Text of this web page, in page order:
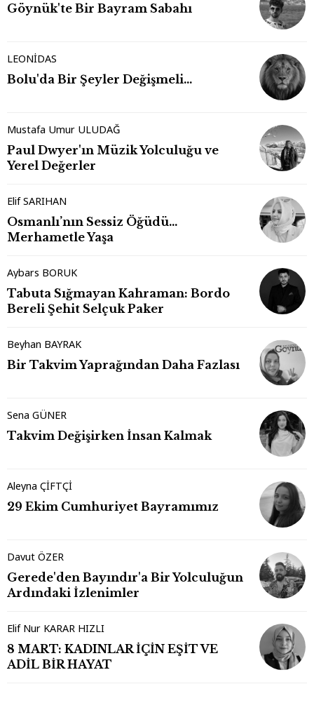
Göynük'te Bir Bayram Sabahı
LEONİDAS
Bolu'da Bir Şeyler Değişmeli…
Mustafa Umur ULUDAĞ
Paul Dwyer'ın Müzik Yolculuğu ve
Yerel Değerler
Elif SARIHAN
Osmanlı’nın Sessiz Öğüdü…
Merhametle Yaşa
Aybars BORUK
Tabuta Sığmayan Kahraman: Bordo
Bereli Şehit Selçuk Paker
Beyhan BAYRAK
Bir Takvim Yaprağından Daha Fazlası
Sena GÜNER
Takvim Değişirken İnsan Kalmak
Aleyna ÇİFTÇİ
29 Ekim Cumhuriyet Bayramımız
Davut ÖZER
Gerede'den Bayındır'a Bir Yolculuğun
Ardındaki İzlenimler
Elif Nur KARAR HIZLI
8 MART: KADINLAR İÇİN EŞİT VE
ADİL BİR HAYAT